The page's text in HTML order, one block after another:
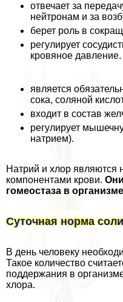
отвечает за
нейтронам и за
берет роль в
регулирует
кровяное давление.
является
сока, соляной
входит в состав
регулирует
натрием).
Натрий и хлор
компонентами крови.
гомеостаза в организме
Суточная норма
В день человеку
Такое количество
поддержания в
хлора.